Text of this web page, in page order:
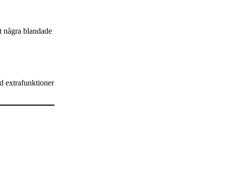
blandade
extrafunktioner